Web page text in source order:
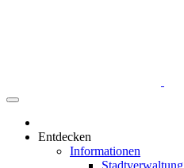
Entdecken
Informationen
Stadtverwaltung